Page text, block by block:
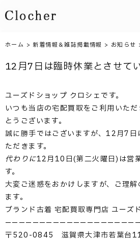
ホーム > 新着情報＆雑誌掲載情報 > お知らせ
12月7日は臨時休業とさせてい
ユーズドショップ クロシェです。
いつも当店の宅配買取をご利用いた
とうございます。
誠に勝手ではございますが、12月7日
ただきます。
代わりに12月10日(第二火曜日)は営
す。
大変ご迷惑をおかけしますが、ご理
ます。
ブランド古着 宅配買取専門店 ユーズ
〒520-0845 滋賀県大津市若葉台